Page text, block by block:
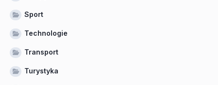
Sport
Technologie
Transport
Turystyka